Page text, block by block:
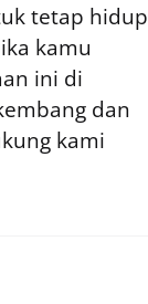
tetap hidup
kamu
ini di
dan
kami